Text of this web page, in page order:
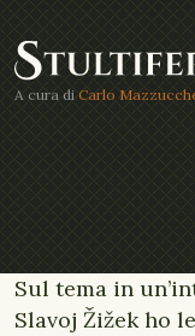
A cura di Carlo
Sul tema in
Slavoj Žižek ho